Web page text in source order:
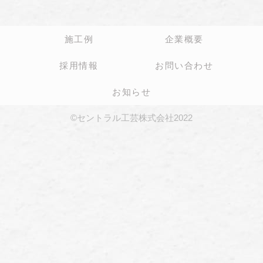
施工例 企業概要
採用情報 お問い合わせ
お知らせ
©セントラル工芸株式会社2022